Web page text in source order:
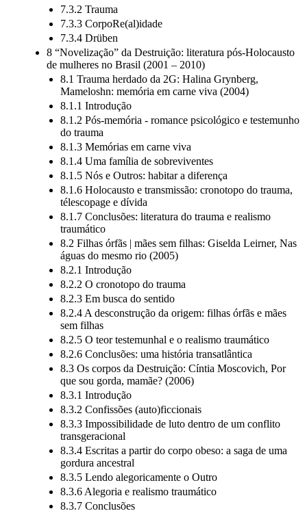
7.3.1 Idioma
7.3.2 Trauma
7.3.3 CorpoRe(al)idade
7.3.4 Drüben
8 “Novelização” da Destruição: literatura pós-Holocausto
de mulheres no Brasil (2001 – 2010)
8.1 Trauma herdado da 2G: Halina Grynberg,
Mameloshn: memória em carne viva (2004)
8.1.1 Introdução
8.1.2 Pós-memória - romance psicológico e testemunho
do trauma
8.1.3 Memórias em carne viva
8.1.4 Uma família de sobreviventes
8.1.5 Nós e Outros: habitar a diferença
8.1.6 Holocausto e transmissão: cronotopo do trauma,
télescopage e dívida
8.1.7 Conclusões: literatura do trauma e realismo
traumático
8.2 Filhas órfãs | mães sem filhas: Giselda Leirner, Nas
águas do mesmo rio (2005)
8.2.1 Introdução
8.2.2 O cronotopo do trauma
8.2.3 Em busca do sentido
8.2.4 A desconstrução da origem: filhas órfãs e mães
sem filhas
8.2.5 O teor testemunhal e o realismo traumático
8.2.6 Conclusões: uma história transatlântica
8.3 Os corpos da Destruição: Cíntia Moscovich, Por
que sou gorda, mamãe? (2006)
8.3.1 Introdução
8.3.2 Confissões (auto)ficcionais
8.3.3 Impossibilidade de luto dentro de um conflito
transgeracional
8.3.4 Escritas a partir do corpo obeso: a saga de uma
gordura ancestral
8.3.5 Lendo alegoricamente o Outro
8.3.6 Alegoria e realismo traumático